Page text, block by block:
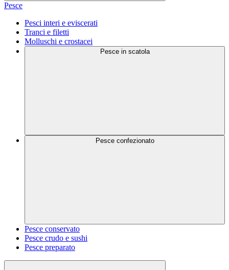
Pesce
Pesci interi e eviscerati
Tranci e filetti
Molluschi e crostacei
Pesce in scatola
Pesce confezionato
Pesce conservato
Pesce crudo e sushi
Pesce preparato